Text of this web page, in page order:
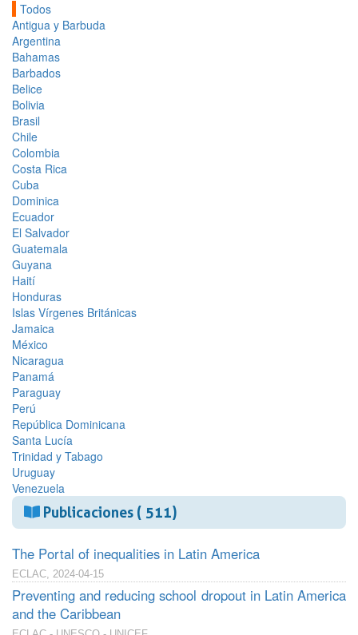
Todos
Antigua y Barbuda
Argentina
Bahamas
Barbados
Belice
Bolivia
Brasil
Chile
Colombia
Costa Rica
Cuba
Dominica
Ecuador
El Salvador
Guatemala
Guyana
Haití
Honduras
Islas Vírgenes Británicas
Jamaica
México
Nicaragua
Panamá
Paraguay
Perú
República Dominicana
Santa Lucía
Trinidad y Tabago
Uruguay
Venezuela
Publicaciones ( 511)
The Portal of inequalities in Latin America
ECLAC, 2024-04-15
Preventing and reducing school dropout in Latin America
and the Caribbean